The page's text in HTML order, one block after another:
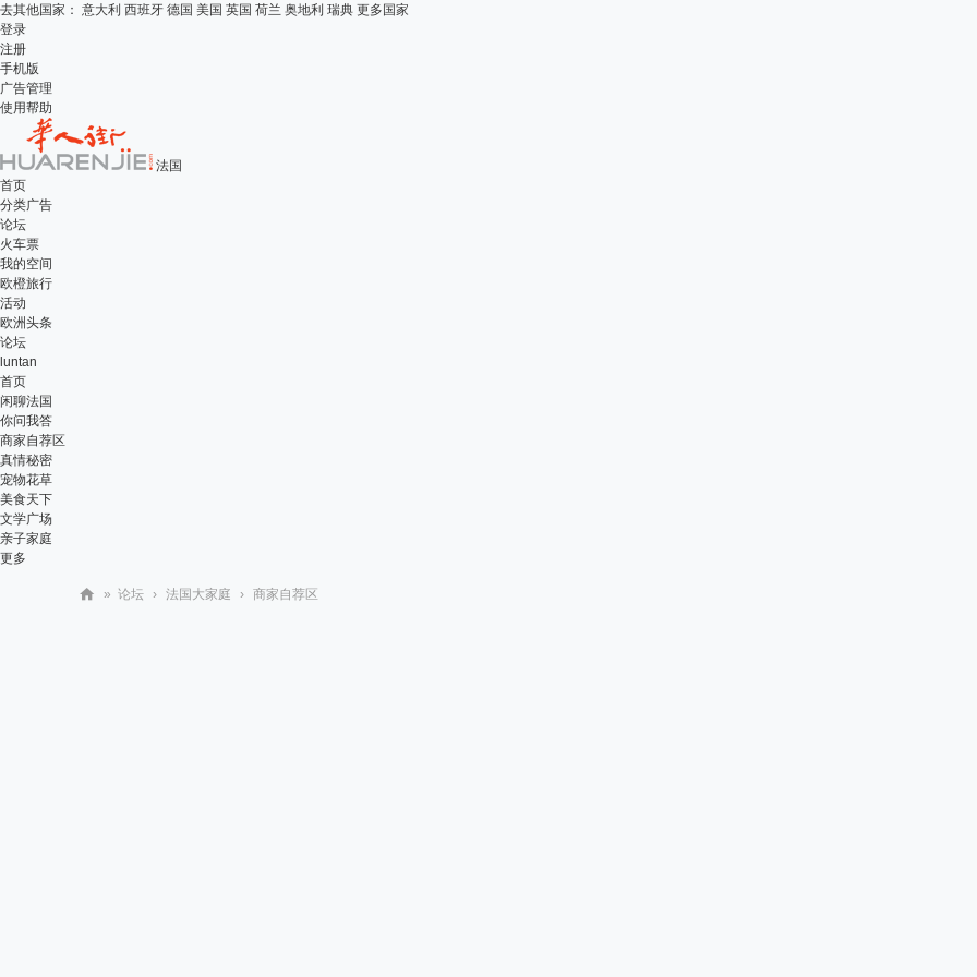
去其他国家： 意大利 西班牙 德国 美国 英国 荷兰 奥地利 瑞典 更多国家
登录
注册
手机版
广告管理
使用帮助
法国
首页
分类广告
论坛
火车票
我的空间
欧橙旅行
活动
欧洲头条
论坛
luntan
首页
闲聊法国
你问我答
商家自荐区
真情秘密
宠物花草
美食天下
文学广场
亲子家庭
更多
» 论坛 › 法国大家庭 › 商家自荐区